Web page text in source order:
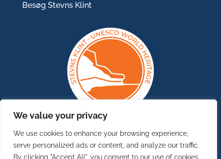
We value your privacy
We use cookies to enhance your browsing experience,
serve personalized ads or content, and analyze our traffic.
By clicking "Accept All", you consent to our use of cookies.
Besøg Stevns Klint